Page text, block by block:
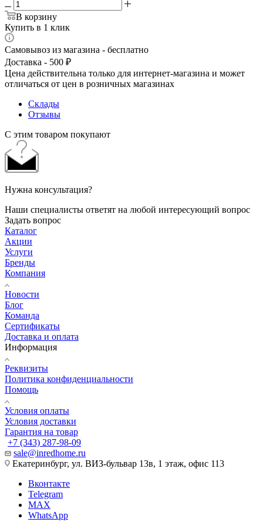
В корзину
Купить в 1 клик
Самовывоз из магазина - бесплатно
Доставка - 500 ₽
Цена действительна только для интернет-магазина и может
отличаться от цен в розничных магазинах
Склады
Отзывы
С этим товаром покупают
Нужна консультация?
Наши специалисты ответят на любой интересующий вопрос
Задать вопрос
Каталог
Акции
Услуги
Бренды
Компания
Новости
Блог
Команда
Сертификаты
Доставка и оплата
Информация
Реквизиты
Политика конфиденциальности
Помощь
Условия оплаты
Условия доставки
Гарантия на товар
+7 (343) 287-98-09
sale@inredhome.ru
Екатеринбург, ул. ВИЗ-бульвар 13в, 1 этаж, офис 113
Вконтакте
Telegram
MAX
WhatsApp